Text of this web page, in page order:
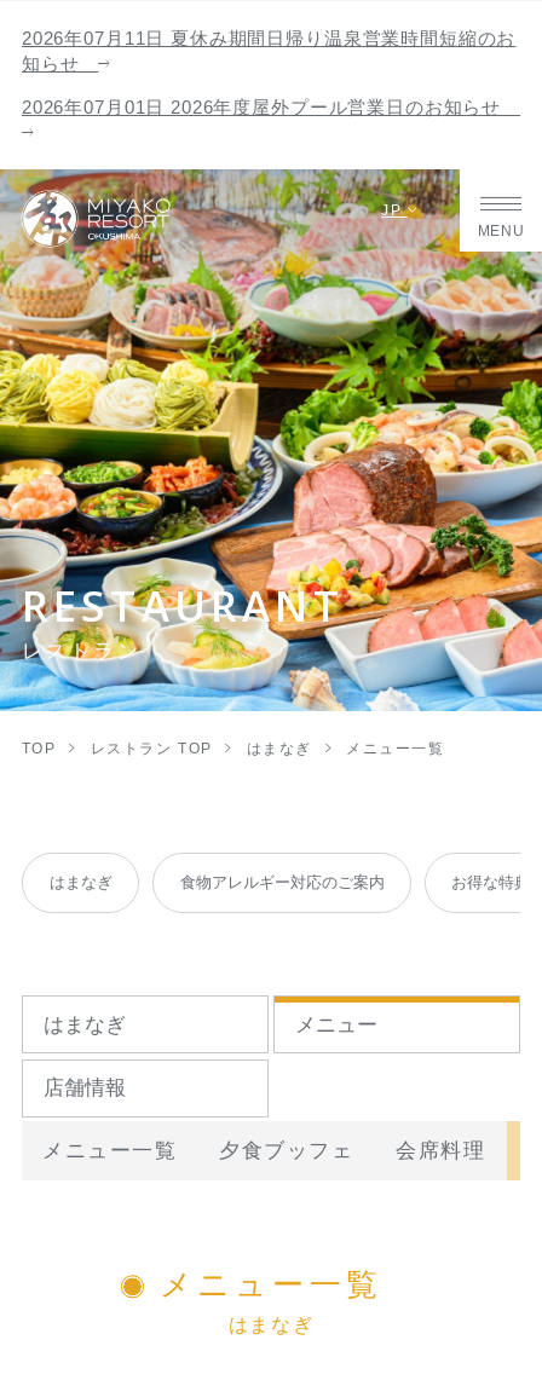
JP
MENU
RESTAURANT
レストラン
2026年07月11日 夏休み期間日帰り温泉営業時間短縮のお
知らせ
2026年07月01日 2026年度屋外プール営業日のお知らせ
TOP レストラン TOP はまなぎ メニュー一覧
はまなぎ 食物アレルギー対応のご案内 お得な特典
はまなぎ メニュー
店舗情報
メニュー一覧 夕食ブッフェ 会席料理
メニュー一覧
はまなぎ